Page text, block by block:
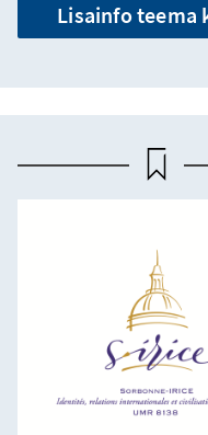
Lisainfo teema